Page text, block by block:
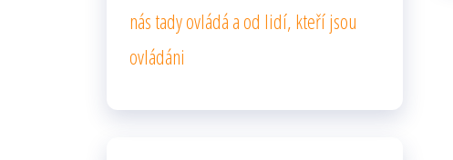
nás tady ovládá a od lidí, kteří jsou
ovládáni